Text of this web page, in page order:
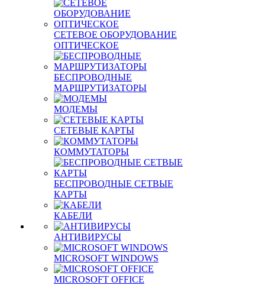
СЕТЕВОЕ ОБОРУДОВАНИЕ
ОПТИЧЕСКОЕ
БЕСПРОВОДНЫЕ
МАРШРУТИЗАТОРЫ
МОДЕМЫ
СЕТЕВЫЕ КАРТЫ
КОММУТАТОРЫ
БЕСПРОВОДНЫЕ СЕТВЫЕ
КАРТЫ
КАБЕЛИ
АНТИВИРУСЫ
MICROSOFT WINDOWS
MICROSOFT OFFICE